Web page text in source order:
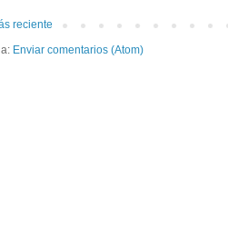
reciente
Enviar comentarios (Atom)